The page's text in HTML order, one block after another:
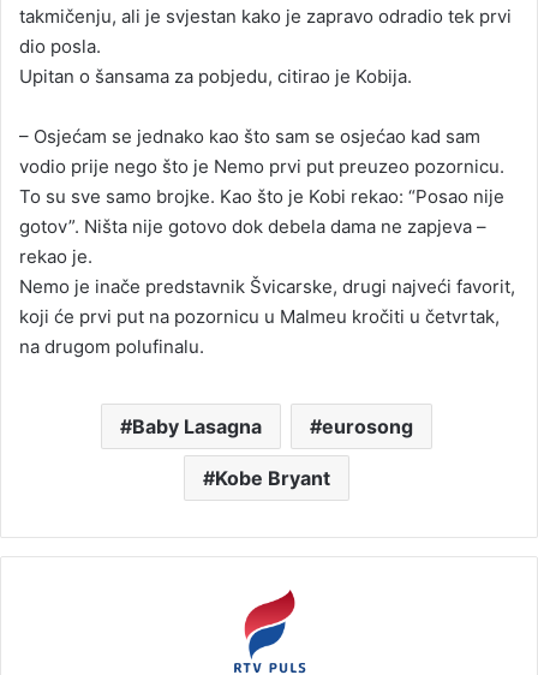
takmičenju, ali je svjestan kako je zapravo odradio tek prvi
dio posla.
Upitan o šansama za pobjedu, citirao je Kobija.
– Osjećam se jednako kao što sam se osjećao kad sam
vodio prije nego što je Nemo prvi put preuzeo pozornicu.
To su sve samo brojke. Kao što je Kobi rekao: “Posao nije
gotov”. Ništa nije gotovo dok debela dama ne zapjeva –
rekao je.
Nemo je inače predstavnik Švicarske, drugi najveći favorit,
koji će prvi put na pozornicu u Malmeu kročiti u četvrtak,
na drugom polufinalu.
Baby Lasagna eurosong
Kobe Bryant